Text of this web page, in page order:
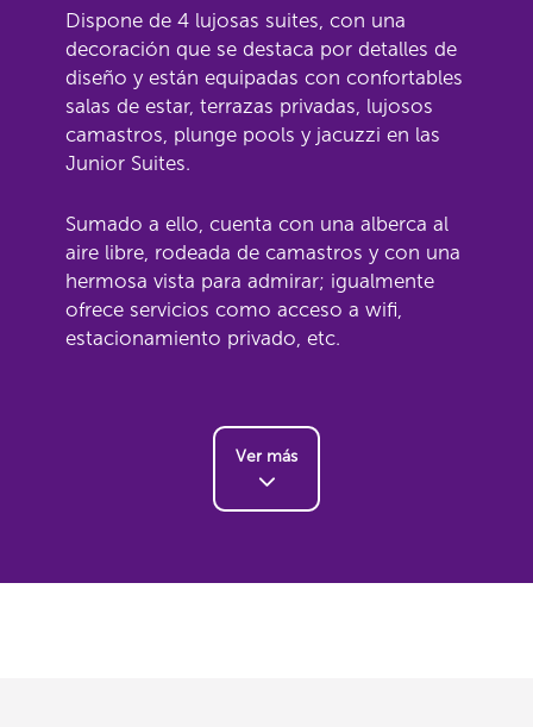
Dispone de 4 lujosas suites, con una
decoración que se destaca por detalles de
diseño y están equipadas con confortables
salas de estar, terrazas privadas, lujosos
camastros, plunge pools y jacuzzi en las
Junior Suites.
Sumado a ello, cuenta con una alberca al
aire libre, rodeada de camastros y con una
hermosa vista para admirar; igualmente
ofrece servicios como acceso a wifi,
estacionamiento privado, etc.
Ver más